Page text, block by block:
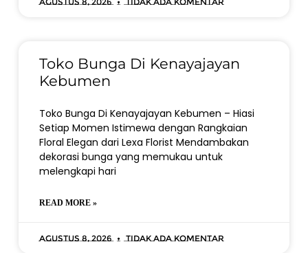
Toko Bunga Di Kenayajayan
Kebumen
Toko Bunga Di Kenayajayan Kebumen – Hiasi
Setiap Momen Istimewa dengan Rangkaian
Floral Elegan dari Lexa Florist Mendambakan
dekorasi bunga yang memukau untuk
melengkapi hari
READ MORE »
Agustus 8, 2026 Tidak ada komentar